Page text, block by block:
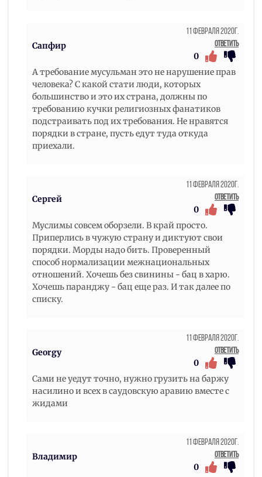
Сапфир
11 Февраля 2020г.
Ответить
0
А требование мусульман это не нарушение прав
человека? С какой стати люди, которых
большинство и это их страна, должны по
требованию кучки религиозных фанатиков
подстраивать под их требования. Не нравятся
порядки в стране, пусть едут туда откуда
приехали.
Сергей
11 Февраля 2020г.
Ответить
0
Муслимы совсем оборзели. В край просто.
Приперлись в чужую страну и диктуют свои
порядки. Морды надо бить. Проверенный
способ нормализации межнациональных
отношений. Хочешь без свинины - бац в харю.
Хочешь паранджу - бац еще раз. И так далее по
списку.
Georgy
11 Февраля 2020г.
Ответить
0
Сами не уедут точно, нужно грузить на баржу
насилино и всех в саудовскую аравию вместе с
жидами
Владимир
11 Февраля 2020г.
Ответить
0